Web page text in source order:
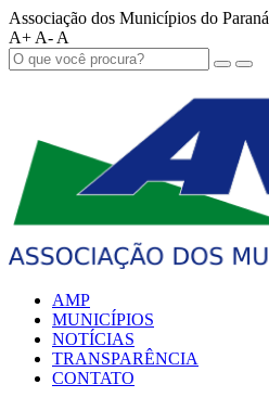
Associação dos Municípios do Paraná
A+ A- A
AMP
MUNICÍPIOS
NOTÍCIAS
TRANSPARÊNCIA
CONTATO